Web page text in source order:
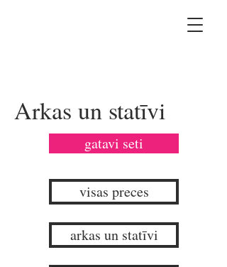
Arkas un statīvi
gatavi seti
visas preces
arkas un statīvi